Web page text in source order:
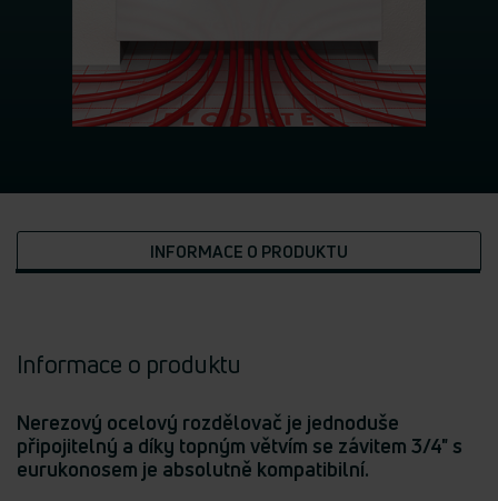
INFORMACE O PRODUKTU
Informace o produktu
Nerezový ocelový rozdělovač je jednoduše
připojitelný a díky topným větvím se závitem 3/4" s
eurukonosem je absolutně kompatibilní.